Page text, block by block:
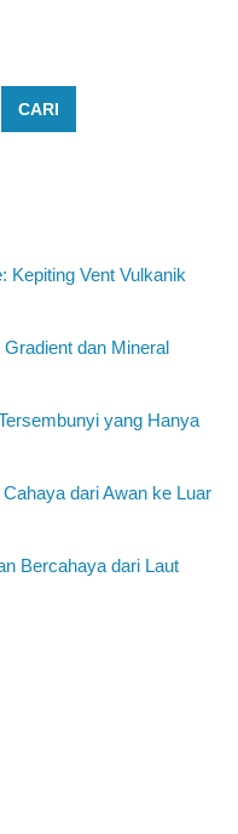
CARI
Kepiting Vent Vulkanik
dan Mineral
yang Hanya
dari Awan ke Luar
Bercahaya dari Laut